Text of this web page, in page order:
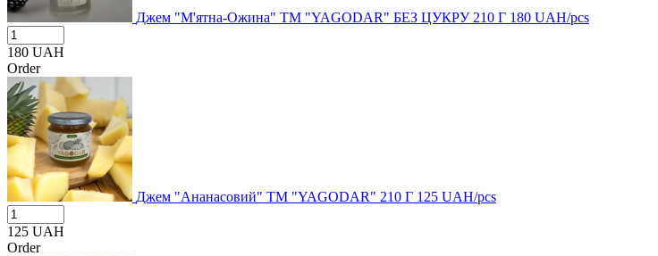
Джем "М'ятна-Ожина" ТМ "YAGODAR" БЕЗ ЦУКРУ 210 Г 180 UAH/pcs
180 UAH
Order
Джем "Ананасовий" ТМ "YAGODAR" 210 Г 125 UAH/pcs
125 UAH
Order